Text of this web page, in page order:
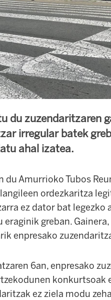
du zuzendaritzaren
irregular batek
ahal izatea.
du Amurrioko Tubos
ordezkaritza
ez dator bat legezko
eraginik greban.
enpresako
6an, enpresako
konkurtsoak
ez ziela modu